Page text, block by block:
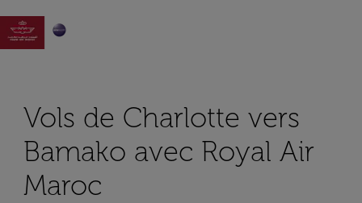

Vols de Charlotte vers
Bamako avec Royal Air
Maroc